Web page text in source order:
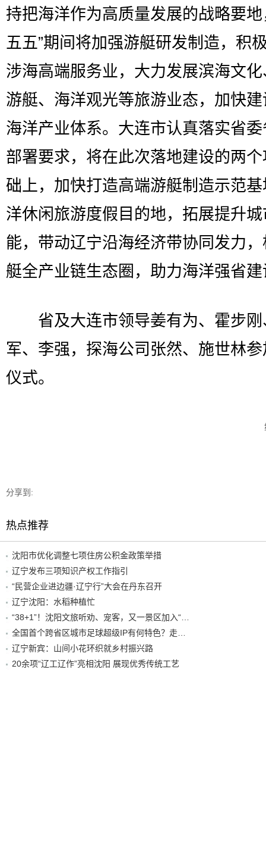
持把海洋作为高质量发展的战略要地
五五”期间将加强游艇研发制造，积
涉海高端服务业，大力发展滨海文
游艇、海洋观光等旅游业态，加快
海洋产业体系。大连市认真落实省
部署要求，将在此次落地建设的两
础上，加快打造高端游艇制造示范
洋休闲旅游度假目的地，拓展提升
能，带动辽宁沿海经济带协同发力
艇全产业链生态圈，助力海洋强省
省及大连市领导姜有为、霍步刚
军、李强，探海公司张然、施世林
仪式。
分享到:
热点推荐
沈阳市优化调整七项住房公积金政策举措
辽宁发布三项知识产权工作指引
“民营企业进边疆·辽宁行”大会在丹东召开
辽宁沈阳：水稻种植忙
辽宁新宾：山间小花环织就乡村振兴路
20余项“辽工辽作”亮相沈阳 展现优秀传统工艺